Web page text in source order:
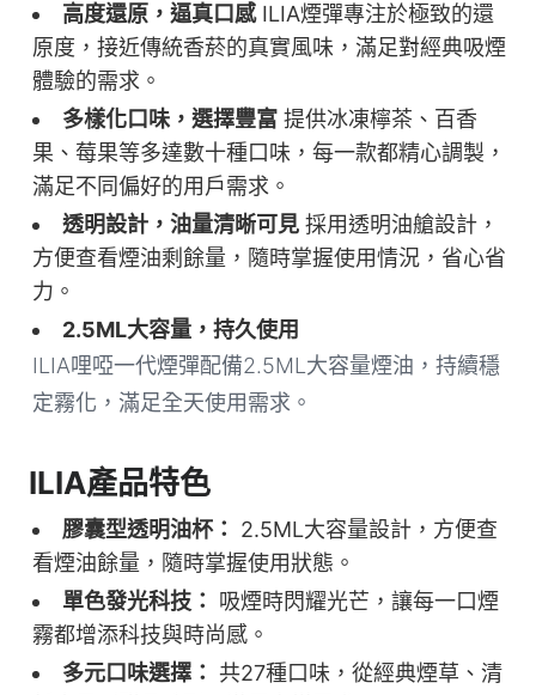
高度還原，逼真口感ILIA煙彈專注於極致的還
原度，接近傳統香菸的真實風味，滿足對經典吸煙
體驗的需求。
多樣化口味，選擇豐富提供冰凍檸茶、百香
果、莓果等多達數十種口味，每一款都精心調製，
滿足不同偏好的用戶需求。
透明設計，油量清晰可見採用透明油艙設計，
方便查看煙油剩餘量，隨時掌握使用情況，省心省
力。
2.5ML大容量，持久使用
ILIA哩啞一代煙彈配備2.5ML大容量煙油，持續穩
定霧化，滿足全天使用需求。
ILIA產品特色
膠囊型透明油杯：
2.5ML大容量設計，方便查
看煙油餘量，隨時掌握使用狀態。
單色發光科技：
吸煙時閃耀光芒，讓每一口煙
霧都增添科技與時尚感。
多元口味選擇： 共27種口味，從經典煙草、清